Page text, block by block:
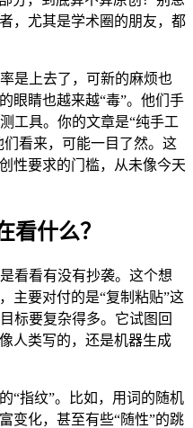
，尤其是学术圈的朋友，都
是上去了，可新的麻烦也
眼睛也越来越“毒”。他们手
工具。你的文章是“纯手工
看来，可能一目了然。这
性要求的门槛，从未像今天
看什么？
看看有没有抄袭。这个想
主要对付的是“复制粘贴”这
标要复杂得多。它试图回
人类写的，还是机器生成
“指纹”。比如，用词的随机
变化，甚至有些“随性”的跳